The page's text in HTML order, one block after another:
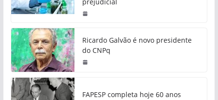
Ricardo Galvão é novo presidente
do CNPq
FAPESP completa hoje 60 anos